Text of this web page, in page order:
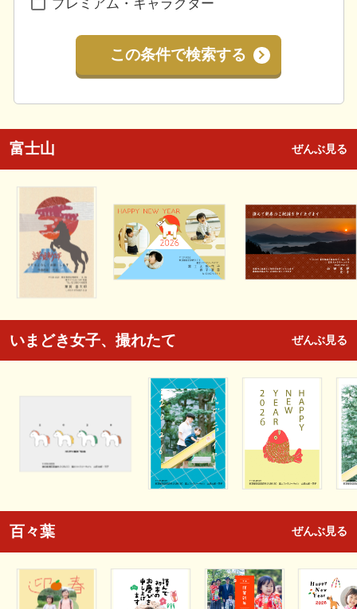
プレミアム・キャラクター
この条件で検索する
富士山 ぜんぶ見る
いまどき女子、撮れたて ぜんぶ見る
百々葉 ぜんぶ見る